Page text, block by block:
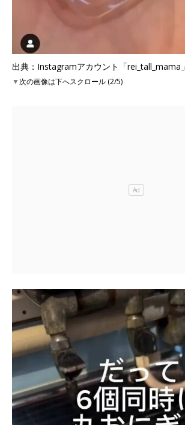
出典：Instagramアカウント「rei_tall_mama」
▼次の画像は下へスクロール (2/5)